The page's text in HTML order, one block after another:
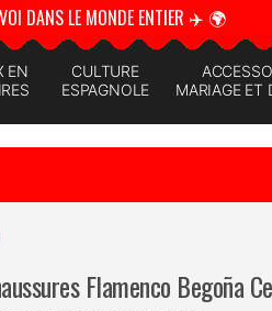
DANS LE MONDE ENTIER ✈️ 🌍
EN
CULTURE
ESPAGNOLE
MARIAGE ET
Flamenco Begoña